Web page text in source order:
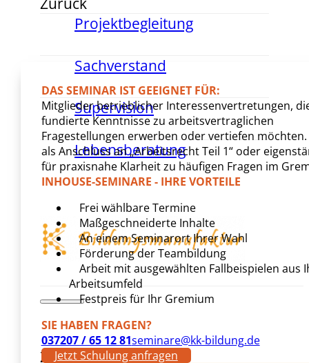
Projektbegleitung
Sachverstand
Supervision
Lebensberatung
Zurück
DAS SEMINAR IST GEEIGNET FÜR:
Mitglieder betrieblicher Interessenvertretungen,
fundierte Kenntnisse zu arbeitsvertraglichen
Fragestellungen erwerben oder vertiefen möchten.
als Anschluss an „Arbeitsrecht Teil 1“ oder
für praxisnahe Klarheit zu häufigen Fragen im
INHOUSE-SEMINARE - IHRE VORTEILE
Frei wählbare Termine
Maßgeschneiderte Inhalte
An einem Seminarort Ihrer Wahl
Förderung der Teambildung
Arbeit mit ausgewählten Fallbeispielen aus
Arbeitsumfeld
Festpreis für Ihr Gremium
SIE HABEN FRAGEN?
037207 / 65 12 81seminare@kk-bildung.de
Jetzt Schulung anfragen